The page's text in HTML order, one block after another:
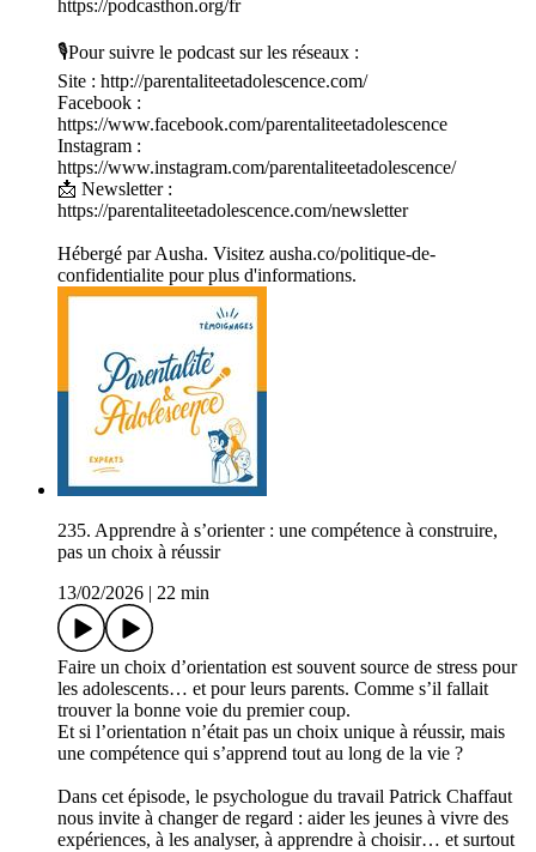
https://podcasthon.org/fr
🎙️Pour suivre le podcast sur les réseaux :
Site : http://parentaliteetadolescence.com/
Facebook :
https://www.facebook.com/parentaliteetadolescence
Instagram :
https://www.instagram.com/parentaliteetadolescence/
📩 Newsletter :
https://parentaliteetadolescence.com/newsletter
Hébergé par Ausha. Visitez ausha.co/politique-de-
confidentialite pour plus d'informations.
235. Apprendre à s’orienter : une compétence à construire,
pas un choix à réussir
13/02/2026
22 min
Faire un choix d’orientation est souvent source de stress pour
les adolescents… et pour leurs parents. Comme s’il fallait
trouver la bonne voie du premier coup.
Et si l’orientation n’était pas un choix unique à réussir, mais
une compétence qui s’apprend tout au long de la vie ?
Dans cet épisode, le psychologue du travail Patrick Chaffaut
nous invite à changer de regard : aider les jeunes à vivre des
expériences, à les analyser, à apprendre à choisir… et surtout